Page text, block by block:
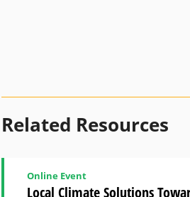
Related Resources
Local Climate Solutions
Online Event